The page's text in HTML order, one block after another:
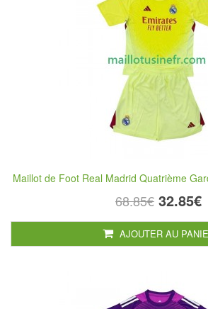
Maillot de Foot Real Madrid Quatrième
68.85€ 32.85€
AJOUTER AU